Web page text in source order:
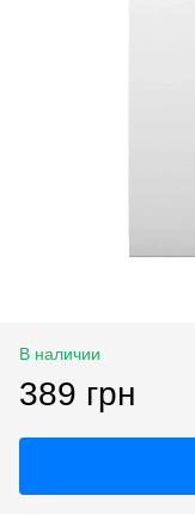
В наличии
389 грн